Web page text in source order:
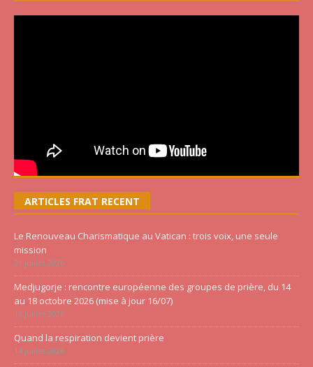
ARTICLES FRAT RECENT
Le Renouveau Charismatique au Vatican : trois voix, une seule
mission
21 juillet 2026
Medjugorje : rencontre européenne des groupes de prière, du 14
au 18 octobre 2026 (mise à jour 16/07)
16 juillet 2026
Quand la respiration devient prière
14 juillet 2026